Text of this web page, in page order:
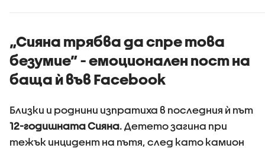
„Сияна трябва да спре това
безумие” - емоционален пост на
баща ѝ във Facebook
Близки и роднини изпратиха в последния ѝ път
12-годишната Сияна. Детето загина при
тежък инцидент на пътя, след като камион